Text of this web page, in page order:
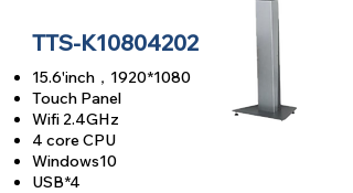
TTS-K10804202
15.6'inch ， 1920*1080
Touch Panel
Wifi 2.4GHz
4 core CPU
Windows10
USB*4